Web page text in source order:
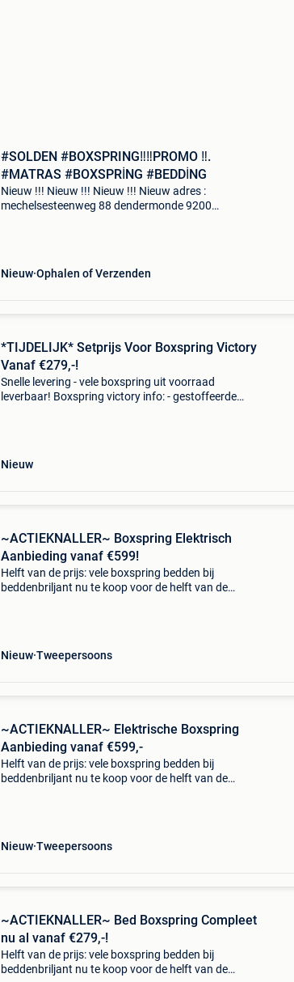
#SOLDEN #BOXSPRING‼️‼️PROMO ‼️.
#MATRAS #BOXSPRİNG #BEDDİNG
Nieuw !!! Nieuw !!! Nieuw !!! Nieuw adres :
mechelsesteenweg 88 dendermonde 9200
Nieuw Ophalen of Verzenden
*TIJDELIJK* Setprijs Voor Boxspring Victory
Vanaf €279,-!
Snelle levering - vele boxspring uit voorraad
leverbaar! Boxspring victory info: - gestoffeerde
Nieuw
~ACTIEKNALLER~ Boxspring Elektrisch
Aanbieding vanaf €599!
Helft van de prijs: vele boxspring bedden bij
beddenbriljant nu te koop voor de helft van de
Nieuw Tweepersoons
~ACTIEKNALLER~ Elektrische Boxspring
Aanbieding vanaf €599,-
Helft van de prijs: vele boxspring bedden bij
beddenbriljant nu te koop voor de helft van de
Nieuw Tweepersoons
~ACTIEKNALLER~ Bed Boxspring Compleet
nu al vanaf €279,-!
Helft van de prijs: vele boxspring bedden bij
beddenbriljant nu te koop voor de helft van de